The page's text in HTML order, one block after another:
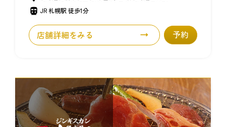
JR 札幌駅 徒歩1分
店舗詳細をみる 予約